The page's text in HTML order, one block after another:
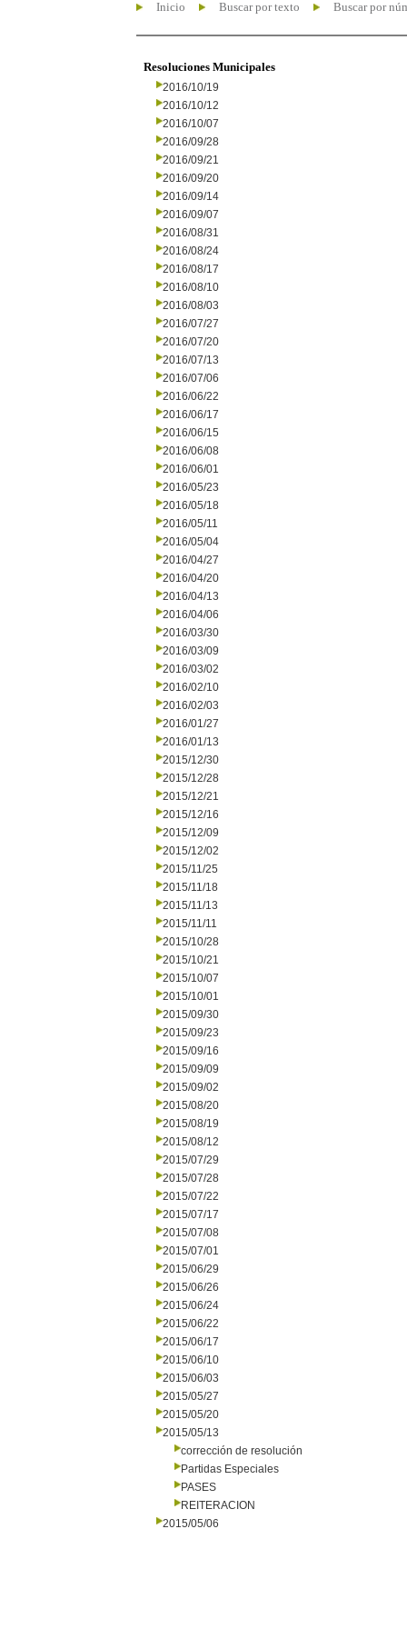
Inicio Buscar por texto Buscar por
Resoluciones Municipales
2016/10/19
2016/10/12
2016/10/07
2016/09/28
2016/09/21
2016/09/20
2016/09/14
2016/09/07
2016/08/31
2016/08/24
2016/08/17
2016/08/10
2016/08/03
2016/07/27
2016/07/20
2016/07/13
2016/07/06
2016/06/22
2016/06/17
2016/06/15
2016/06/08
2016/06/01
2016/05/23
2016/05/18
2016/05/11
2016/05/04
2016/04/27
2016/04/20
2016/04/13
2016/04/06
2016/03/30
2016/03/09
2016/03/02
2016/02/10
2016/02/03
2016/01/27
2016/01/13
2015/12/30
2015/12/28
2015/12/21
2015/12/16
2015/12/09
2015/12/02
2015/11/25
2015/11/18
2015/11/13
2015/11/11
2015/10/28
2015/10/21
2015/10/07
2015/10/01
2015/09/30
2015/09/23
2015/09/16
2015/09/09
2015/09/02
2015/08/20
2015/08/19
2015/08/12
2015/07/29
2015/07/28
2015/07/22
2015/07/17
2015/07/08
2015/07/01
2015/06/29
2015/06/26
2015/06/24
2015/06/22
2015/06/17
2015/06/10
2015/06/03
2015/05/27
2015/05/20
2015/05/13
corrección de resolución
Partidas Especiales
PASES
REITERACION
2015/05/06